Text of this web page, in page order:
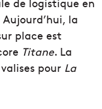
la
place est
Titane. La
pour La